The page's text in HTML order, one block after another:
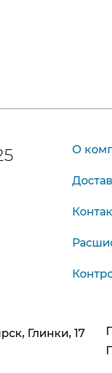
О
Глинки, 17